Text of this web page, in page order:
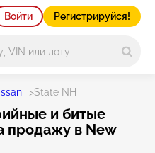
Войти Регистрируйся!
>State NH
и битые
продажу в New